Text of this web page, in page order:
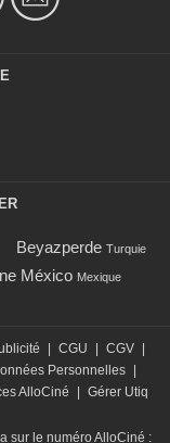
Beyazperde Turquie
México Mexique
| CGU | CGV |
Personnelles |
AlloCiné | Gérer Utiq
sur le numéro AlloCiné :